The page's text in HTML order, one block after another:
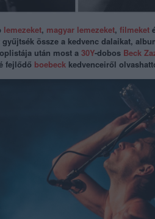
lemezeket, magyar lemezeket, filmeket
össze a kedvenc dalaikat,
után most a 30Y-dobos Beck
fejlődő boebeck kedvenceiről